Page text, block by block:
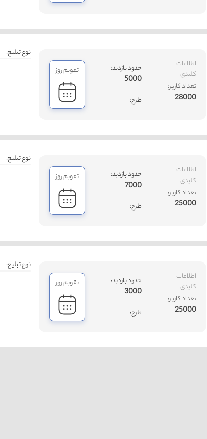
نوع تبلیغ:
اطلاعات
کلیدی
تعداد کاربر:
28000
حدود بازدید:
5000
طرح:
تقویم روز
نوع تبلیغ:
اطلاعات
کلیدی
تعداد کاربر:
25000
حدود بازدید:
7000
طرح:
تقویم روز
نوع تبلیغ:
اطلاعات
کلیدی
تعداد کاربر:
25000
حدود بازدید:
3000
طرح:
تقویم روز